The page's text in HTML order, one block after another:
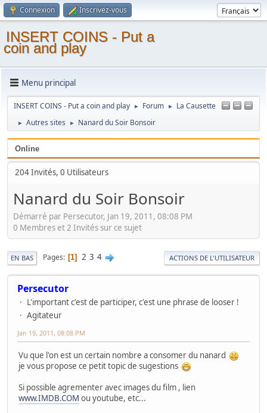
Connexion Inscrivez-vous
INSERT COINS - Put a
coin and play
Menu principal
INSERT COINS - Put a coin and play ► Forum ► La Causette
► Autres sites ► Nanard du Soir Bonsoir
Online
204 Invités, 0 Utilisateurs
Nanard du Soir Bonsoir
Démarré par Persecutor, Jan 19, 2011, 08:08 PM
0 Membres et 2 Invités sur ce sujet
EN BAS Pages 1 2 3 4 ACTIONS DE L'UTILISATEUR
Persecutor
L'important c'est de participer, c'est une phrase de looser !
Agitateur
Jan 19, 2011, 08:08 PM
Vu que l'on est un certain nombre a consomer du nanard
je vous propose ce petit topic de sugestions
Si possible agrementer avec images du film , lien
www.IMDB.COM ou youtube, etc...